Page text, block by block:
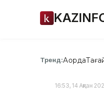
Тренд:Ақорда
16:53, 14 Ақпан